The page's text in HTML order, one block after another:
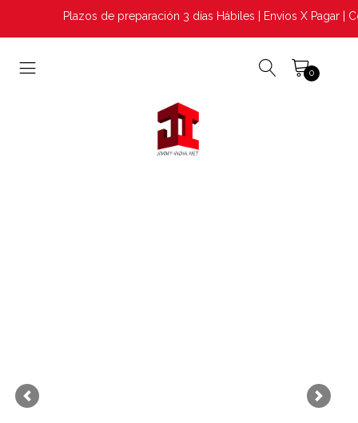
Plazos de preparación 3 días Hábiles | Envios X Pagar |
0
Previous Next